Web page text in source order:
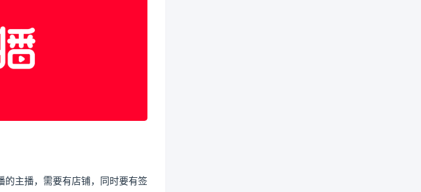
的主播，需要有店铺，同时要有签